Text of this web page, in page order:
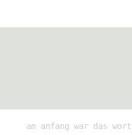
am anfang war das